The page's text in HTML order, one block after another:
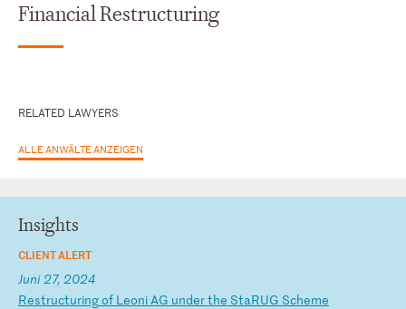
Financial Restructuring
RELATED LAWYERS
ALLE ANWÄLTE ANZEIGEN
Insights
CLIENT ALERT
Juni 27, 2024
Restructuringof LeoniAG underthe StaRUG Scheme